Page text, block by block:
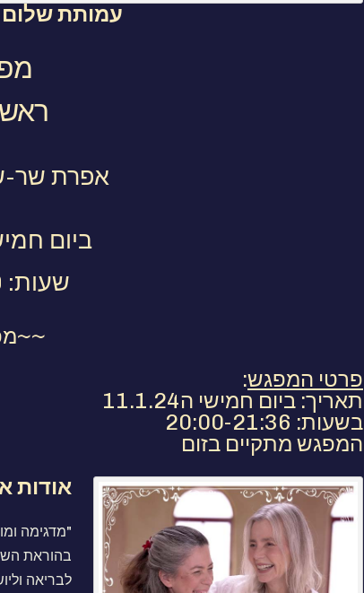
עמותת
אפרת שר-
ביום חמישי ה-
שעות: 20:00- 21:36
פרטי המפגש:
תאריך: ביום חמישי ה11.1.24
בשעות: 20:00-21:36
המפגש מתקיים בזום
אודות
"מדגימה
בהוראת
לבריאה